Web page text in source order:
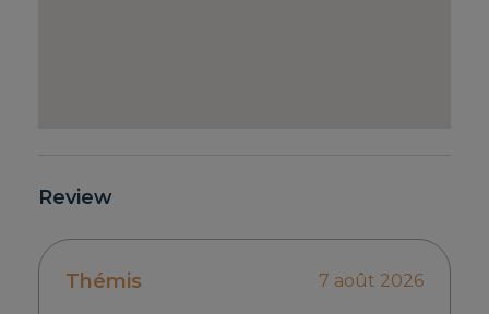
Review
Thémis 7 août 2026